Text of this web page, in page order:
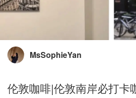
MsSophieYan
伦敦咖啡|伦敦南岸必打卡